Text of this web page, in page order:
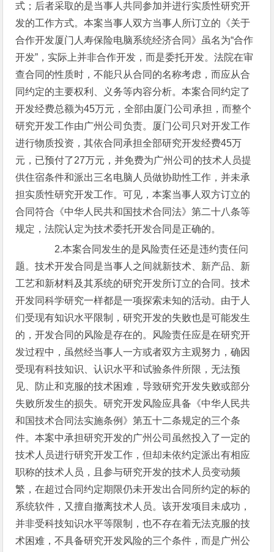
式；后者采取的是当事人共同参加并进行实质性研究开
发的工作方式。本案当事人双方当事人所订立的《关于
合作开发厦门人寿保险电脑系统经济合同》虽名为“合作
开发”，实际上并非合作开发，而是委托开发。法院在审
查合同的性质时，不能只从合同的名称考虑，而应从合
同约定的主要权利、义务等内容分析。本案合同约定了
开发经费总额为45万元，全部由厦门公司承担，而整个
研究开发工作由广州公司负责。厦门公司只对开发工作
进行物质投资，其依合同承担全部研究开发经费45万
元，已预付了27万元，并免费为广州公司的技术人员提
供住宿条件和派出三名电脑人员做协助性工作，并未承
担实质性研究开发工作。可见，本案当事人双方订立的
合同符合《中华人民共和国技术合同法》第二十八条等
规定，法院认定为技术委托开发合同是正确的。
2.本案合同发生的是风险责任还是违约责任问
题。技术开发合同是当事人之间就新技术、新产品、新
工艺和新材料及其系统的研究开发所订立的合同。技术
开发同科学研究一样都是一项探索未知的活动。由于人
们受现有知识水平限制，研究开发的失败也是可能发生
的，开发合同的风险是存在的。风险责任应是在研究开
发过程中，虽然经当事人一方或者双方主观努力，确因
受现有科技知识、认识水平和试验条件所限，无法预
见、防止和克服的技术困难，导致研究开发失败或部分
失败所发生的损失。研究开发风险应具备《中华人民共
和国技术合同法实施条例》第五十二条规定的三个条
件。本案中承担研究开发的广州公司虽然投入了一定的
技术人员进行研究开发工作，但却未依约定派出有相应
职称的技术人员，且参与研究开发的技术人员变动频
繁，在超过合同约定期限仍未开发出合同所约定的标的
系统软件，又擅自撤离技术人员。该开发项目未成功，
并非受科技知识水平等限制，也不存在着无法克服的技
术困难，不具备研究开发风险的三个条件，而是广州公